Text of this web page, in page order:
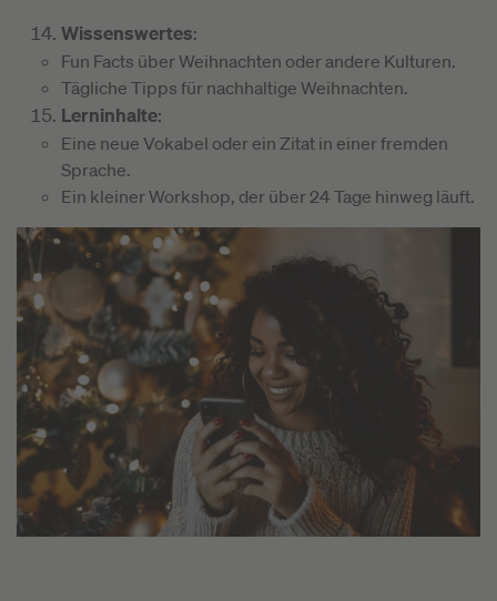
Wissenswertes:
Fun Facts über Weihnachten oder andere Kulturen.
Tägliche Tipps für nachhaltige Weihnachten.
Lerninhalte:
Eine neue Vokabel oder ein Zitat in einer fremden
Sprache.
Ein kleiner Workshop, der über 24 Tage hinweg läuft.